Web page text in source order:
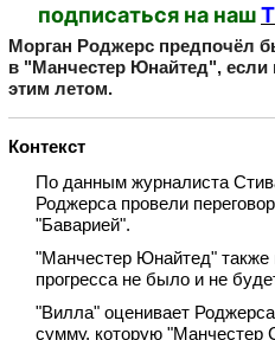
подписаться на наш
Морган Роджерс предпочёл
в "Манчестер Юнайтед", если
этим летом.
Контекст
По данным журналиста
Роджерса провели
"Баварией".
"Манчестер Юнайтед" также
прогресса не было и не
"Вилла" оценивает
сумму, которую "Манчестер